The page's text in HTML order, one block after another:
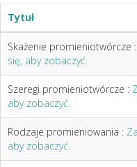
Tytuł
Skażenie promieniotwórcze :
się, aby zobaczyć.
Szeregi promieniotwórcze :
aby zobaczyć.
Rodzaje promieniowania :
aby zobaczyć.